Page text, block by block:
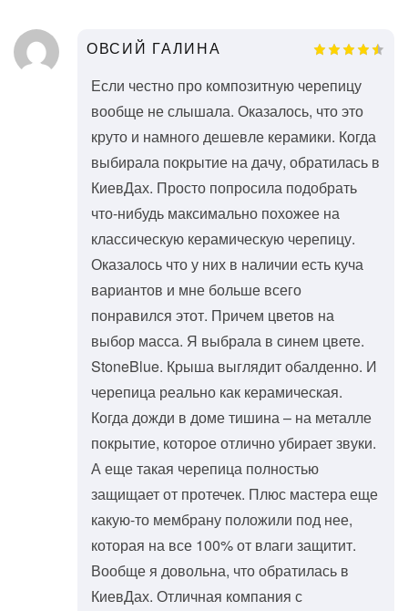
ОВСИЙ ГАЛИНА
Если честно про композитную черепицу
вообще не слышала. Оказалось, что это
круто и намного дешевле керамики. Когда
выбирала покрытие на дачу, обратилась в
КиевДах. Просто попросила подобрать
что-нибудь максимально похожее на
классическую керамическую черепицу.
Оказалось что у них в наличии есть куча
вариантов и мне больше всего
понравился этот. Причем цветов на
выбор масса. Я выбрала в синем цвете.
StoneBlue. Крыша выглядит обалденно. И
черепица реально как керамическая.
Когда дожди в доме тишина – на металле
покрытие, которое отлично убирает звуки.
А еще такая черепица полностью
защищает от протечек. Плюс мастера еще
какую-то мембрану положили под нее,
которая на все 100% от влаги защитит.
Вообще я довольна, что обратилась в
КиевДах. Отличная компания с